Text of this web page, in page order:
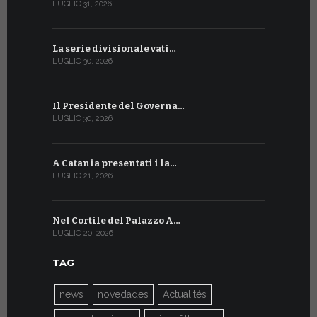
LUGLIO 31, 2026
La serie divisionale vati…
LUGLIO 30, 2026
Il Presidente del Governa…
LUGLIO 30, 2026
A Catania presentati i la…
LUGLIO 21, 2026
Nel Cortile del Palazzo A…
LUGLIO 20, 2026
TAG
news novedades Actualités